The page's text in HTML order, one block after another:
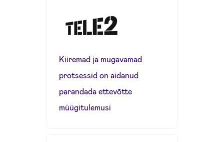
Kiiremad ja mugavamad
protsessid on aidanud
parandada ettevõtte
müügitulemusi